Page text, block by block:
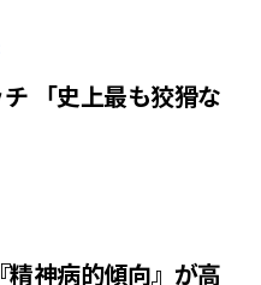
「史上最も狡猾な
神病的傾向』が高